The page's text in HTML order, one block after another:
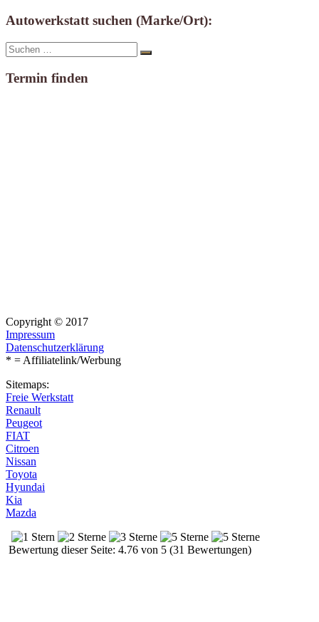
Autowerkstatt suchen (Marke/Ort):
Suche
nach:
Suchen
Termin finden
Copyright © 2017
Impressum
Datenschutzerklärung
* = Affiliatelink/Werbung
Sitemaps:
Freie Werkstatt
Renault
Peugeot
FIAT
Citroen
Nissan
Toyota
Hyundai
Kia
Mazda
Bewertung dieser Seite: 4.76 von 5 (31 Bewertungen)